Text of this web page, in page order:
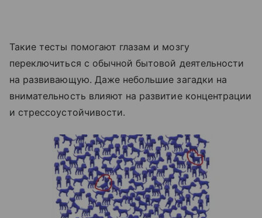
Такие тесты помогают глазам и мозгу
переключиться с обычной бытовой деятельности
на развивающую. Даже небольшие загадки на
внимательность влияют на развитие концентрации
и стрессоустойчивости.